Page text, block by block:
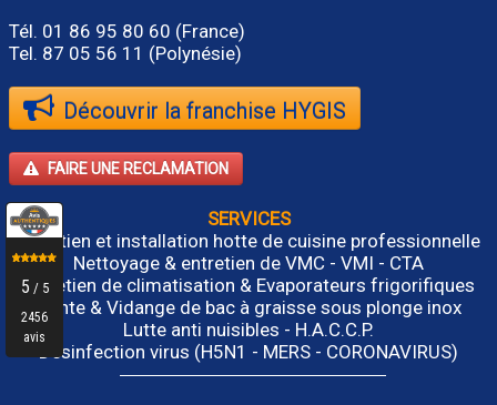
Tél. 01 86 95 80 60 (France)
Tel. 87 05 56 11 (Polynésie)
Découvrir la franchise HYGIS
FAIRE UNE RECLAMATION
SERVICES
Entretien et installation hotte de cuisine professionnelle
Nettoyage & entretien de VMC - VMI - CTA
Entretien de climatisation & Evaporateurs frigorifiques
Vente & Vidange de bac à graisse sous plonge inox
Lutte anti nuisibles - H.A.C.C.P.
Désinfection virus (H5N1 - MERS - CORONAVIRUS)